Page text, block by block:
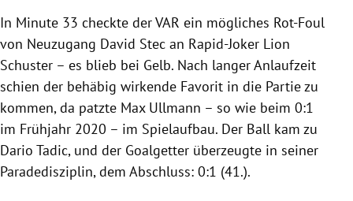
In Minute 33 checkte der VAR ein mögliches Rot-Foul
von Neuzugang David Stec an Rapid-Joker Lion
Schuster – es blieb bei Gelb. Nach langer Anlaufzeit
schien der behäbig wirkende Favorit in die Partie zu
kommen, da patzte Max Ullmann – so wie beim 0:1
im Frühjahr 2020 – im Spielaufbau. Der Ball kam zu
Dario Tadic, und der Goalgetter überzeugte in seiner
Paradedisziplin, dem Abschluss: 0:1 (41.).